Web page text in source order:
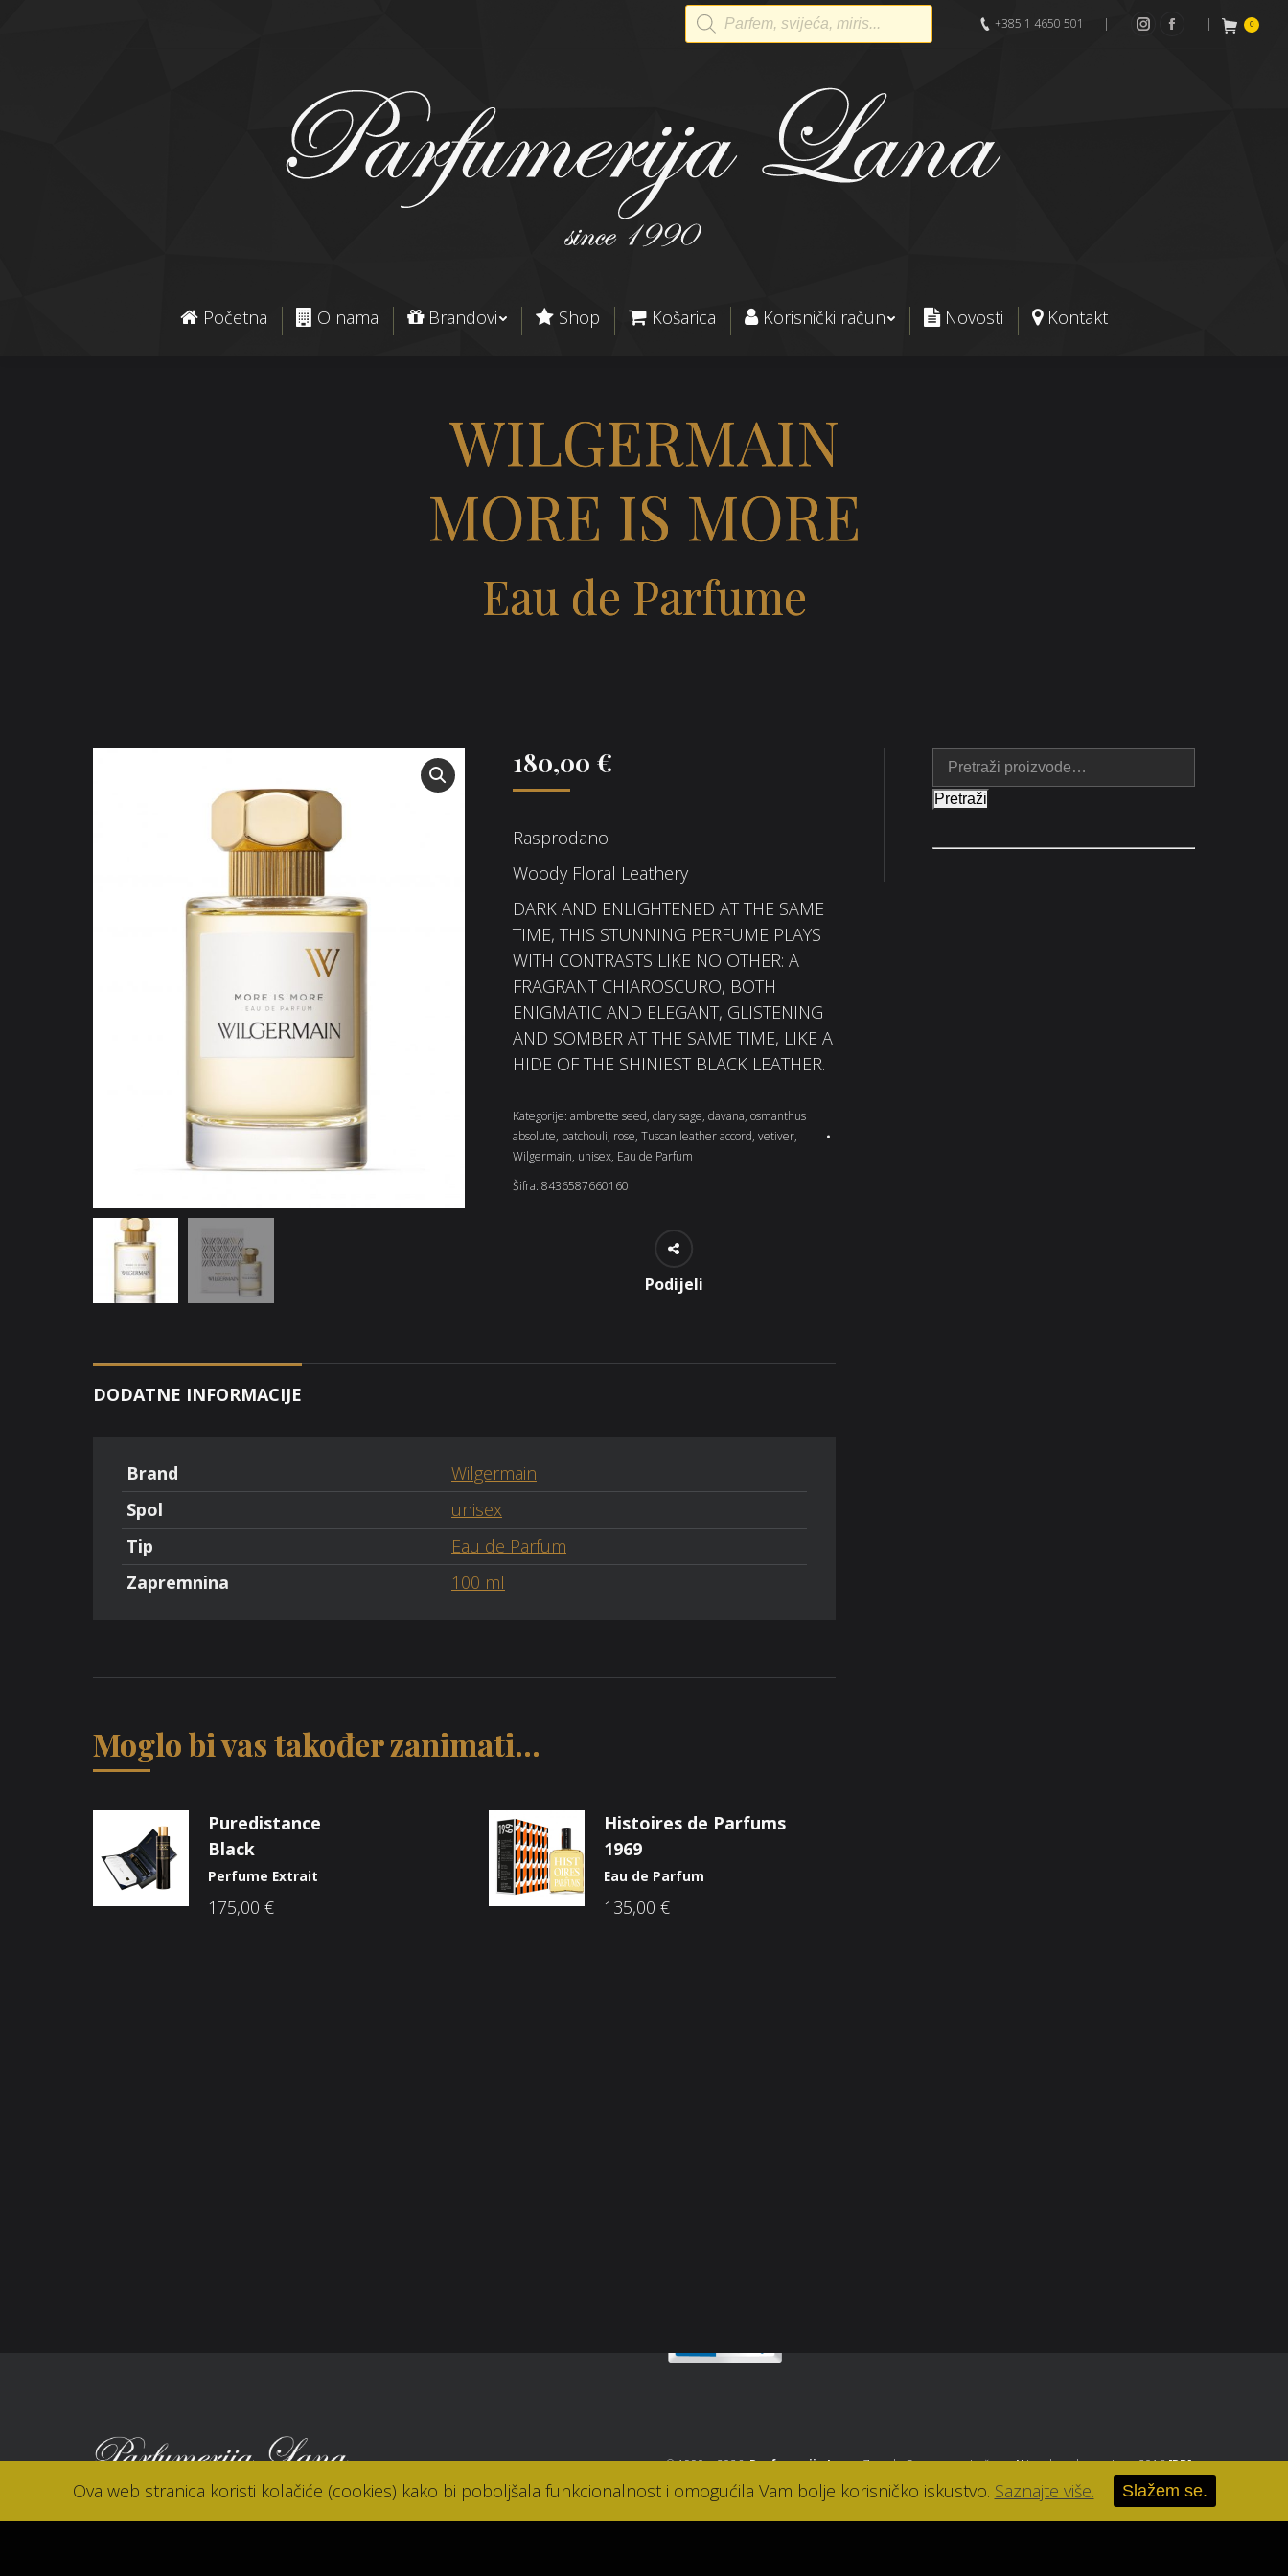
Products
search
| +385 1 4650 501 |
Instagram
Facebook
| 0
Početna O nama Brandovi Shop Košarica Korisnički račun Novosti Kontakt
WILGERMAIN
MORE IS MORE
Eau de Parfume
180,00 €
Rasprodano
Woody Floral Leathery
DARK AND ENLIGHTENED AT THE SAME
TIME, THIS STUNNING PERFUME PLAYS
WITH CONTRASTS LIKE NO OTHER: A
FRAGRANT CHIAROSCURO, BOTH
ENIGMATIC AND ELEGANT, GLISTENING
AND SOMBER AT THE SAME TIME, LIKE A
HIDE OF THE SHINIEST BLACK LEATHER.
Kategorije: ambrette seed, clary sage, davana, osmanthus
absolute, patchouli, rose, Tuscan leather accord, vetiver,
Wilgermain, unisex, Eau de Parfum
Šifra: 8436587660160
Podijeli
DODATNE INFORMACIJE
Brand
Wilgermain
Spol
unisex
Tip
Eau de Parfum
Zapremnina
100 ml
Moglo bi vas također zanimati...
Puredistance
Black
Perfume Extrait
175,00 €
Histoires de Parfums
1969
Eau de Parfum
135,00 €
Pretraži
© 1990. - 2026.Parfumerija Lana, Zagreb. Sva prava pridržana.//Izrada web stranice u 2016[RB].
Ova web stranica koristi kolačiće (cookies) kako bi poboljšala funkcionalnost i omogućila Vam bolje korisničko iskustvo. Saznajte više. Slažem se.